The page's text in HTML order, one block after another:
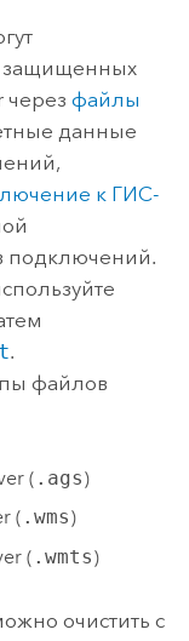
защищенных
через файлы
данные
к ГИС-
подключений.
.
файлов
( .ags)
( .wms)
( .wmts)
очистить с